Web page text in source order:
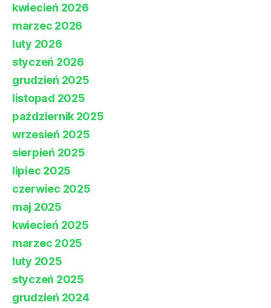
kwiecień 2026
marzec 2026
luty 2026
styczeń 2026
grudzień 2025
listopad 2025
październik 2025
wrzesień 2025
sierpień 2025
lipiec 2025
czerwiec 2025
maj 2025
kwiecień 2025
marzec 2025
luty 2025
styczeń 2025
grudzień 2024